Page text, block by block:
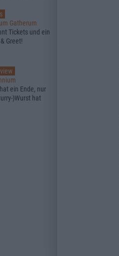
Gatherum
Tickets und ein
Greet!
ein Ende, nur
)Wurst hat